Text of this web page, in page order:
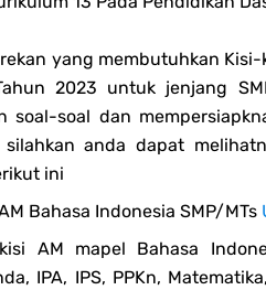
yang membutuhkan Kisi-
2023 untuk jenjang
soal-soal dan
silahkan anda dapat
ini
Bahasa Indonesia SMP/MTs
AM mapel Bahasa
IPA, IPS, PPKn,